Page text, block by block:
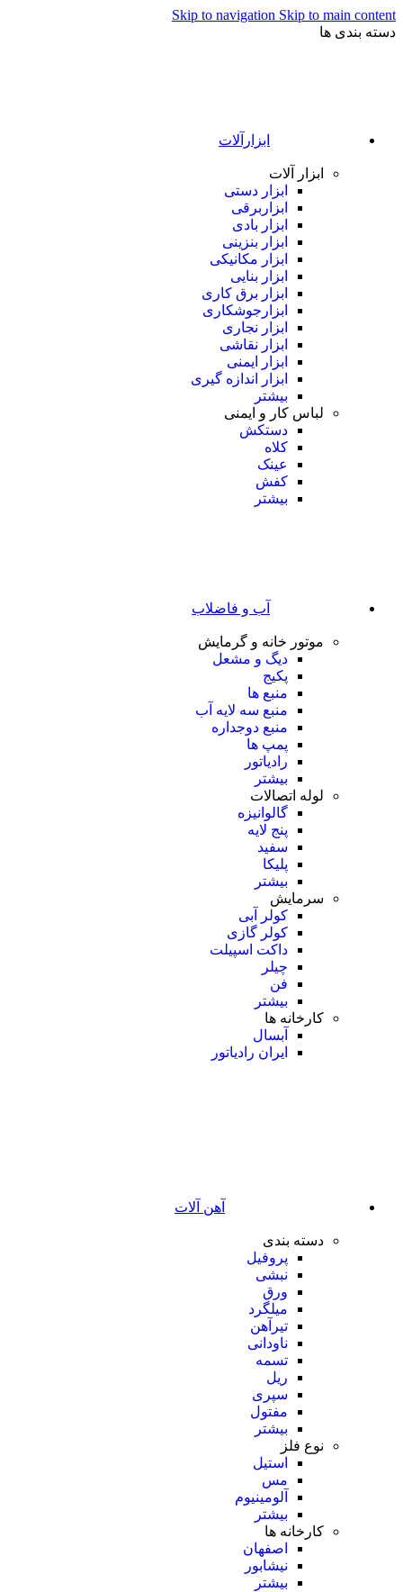
Skip to navigation Skip to main content
دسته بندی ها
ابزارآلات
ابزار آلات
ابزار دستی
ابزاربرقی
ابزار بادی
ابزار بنزینی
ابزار مکانیکی
ابزار بنایی
ابزار برق کاری
ابزارجوشکاری
ابزار نجاری
ابزار نقاشی
ابزار ایمنی
ابزار اندازه گیری
بیشتر
لباس کار و ایمنی
دستکش
کلاه
عینک
کفش
بیشتر
آب و فاضلاب
موتور خانه و گرمایش
دیگ و مشعل
پکیج
منبع ها
منبع سه لایه آب
منبع دوجداره
پمپ ها
رادیاتور
بیشتر
لوله اتصالات
گالوانیزه
پنج لایه
سفید
پلیکا
بیشتر
سرمایش
کولر آبی
کولر گازی
داکت اسپیلت
چیلر
فن
بیشتر
کارخانه ها
آبسال
ایران رادیاتور
آهن آلات
دسته بندی
پروفیل
نبشی
ورق
میلگرد
تیرآهن
ناودانی
تسمه
ریل
سپری
مفتول
بیشتر
نوع فلز
استیل
مس
آلومینیوم
بیشتر
کارخانه ها
اصفهان
نیشابور
بیشتر